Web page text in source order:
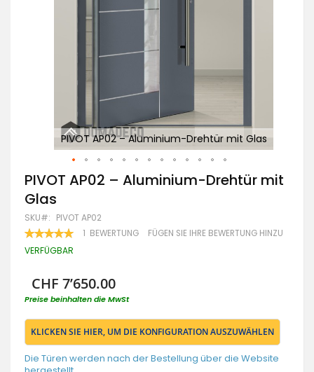
PIVOT AP02 – Aluminium-Drehtür mit Glas
Zum
Anfang
der
Bildgalerie
springen
PIVOT AP02 – Aluminium-Drehtür mit
Glas
SKU PIVOT AP02
BEWERTUNG:
100
1 BEWERTUNG FÜGEN SIE IHRE BEWERTUNG HINZU
VERFÜGBAR
CHF 7’650.00
Preise beinhalten die MwSt
KLICKEN SIE HIER, UM DIE KONFIGURATION AUSZUWÄHLEN
Die Türen werden nach der Bestellung über die Website